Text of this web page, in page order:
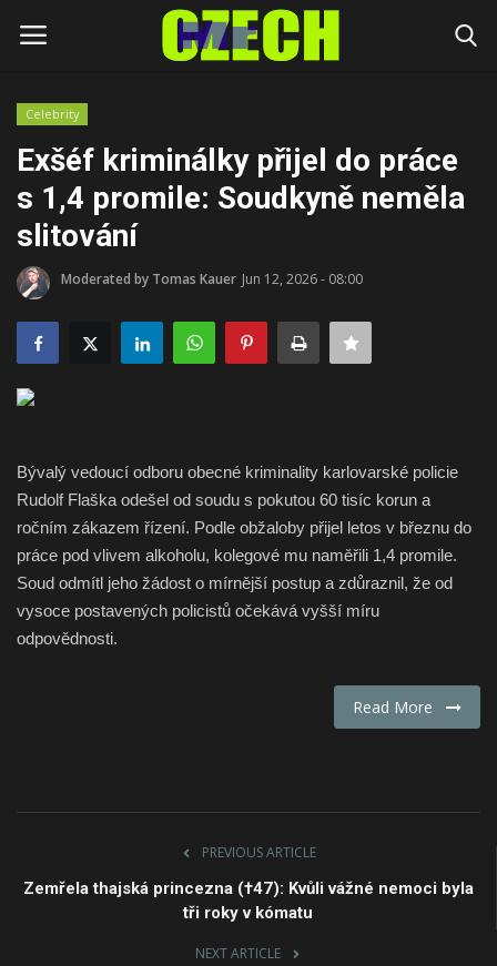
Login
Home
Headlines
Money
Celebrity
Fashion & Lifestyle
Travel & Tourism
Food
Language
Celebrity
Exšéf kriminálky přijel do práce
s 1,4 promile: Soudkyně neměla
slitování
Moderated by Tomas Kauer Jun 12, 2026 - 08:00
Bývalý vedoucí odboru obecné kriminality karlovarské policie
Rudolf Flaška odešel od soudu s pokutou 60 tisíc korun a
ročním zákazem řízení. Podle obžaloby přijel letos v březnu do
práce pod vlivem alkoholu, kolegové mu naměřili 1,4 promile.
Soud odmítl jeho žádost o mírnější postup a zdůraznil, že od
vysoce postavených policistů očekává vyšší míru
odpovědnosti.
Read More
PREVIOUS ARTICLE
Zemřela thajská princezna (†47): Kvůli vážné nemoci byla
tři roky v kómatu
NEXT ARTICLE